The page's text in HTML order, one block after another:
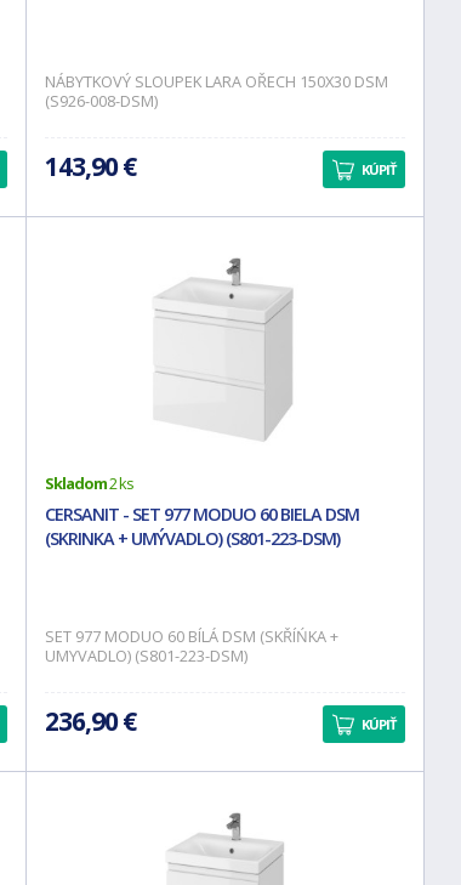
NÁBYTKOVÝ SLOUPEK LARA OŘECH 150X30 DSM
(S926-008-DSM)
143,90 € KÚPIŤ
Skladom2 ks
CERSANIT - SET 977 MODUO 60 BIELA DSM
(SKRINKA + UMÝVADLO) (S801-223-DSM)
SET 977 MODUO 60 BÍLÁ DSM (SKŘÍŃKA +
UMYVADLO) (S801-223-DSM)
236,90 € KÚPIŤ